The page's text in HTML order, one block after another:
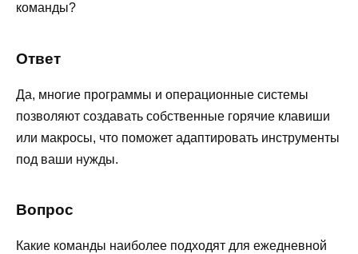
команды?
Ответ
Да, многие программы и операционные системы
позволяют создавать собственные горячие клавиши
или макросы, что поможет адаптировать инструменты
под ваши нужды.
Вопрос
Какие команды наиболее подходят для ежедневной